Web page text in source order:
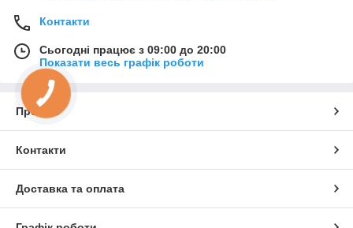
Контакти
Сьогодні працює з 09:00 до 20:00
Показати весь графік роботи
Про нас
Контакти
Доставка та оплата